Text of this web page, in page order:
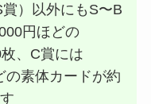
）以外にもS〜B
円ほどの
、C賞には
の素体カードが約